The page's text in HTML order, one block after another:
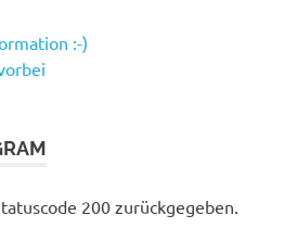
:-)
200 zurückgegeben.